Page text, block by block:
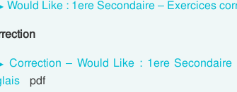
Would Like : 1ere Secondaire – Exercices
Correction – Would Like : 1ere
pdf